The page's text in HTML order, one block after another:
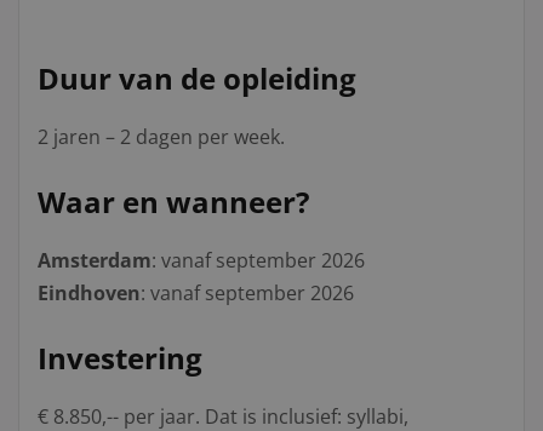
Duur van de opleiding
2 jaren – 2 dagen per week.
Waar en wanneer?
Amsterdam: vanaf september 2026
Eindhoven: vanaf september 2026
Investering
€ 8.850,-- per jaar. Dat is inclusief: syllabi,